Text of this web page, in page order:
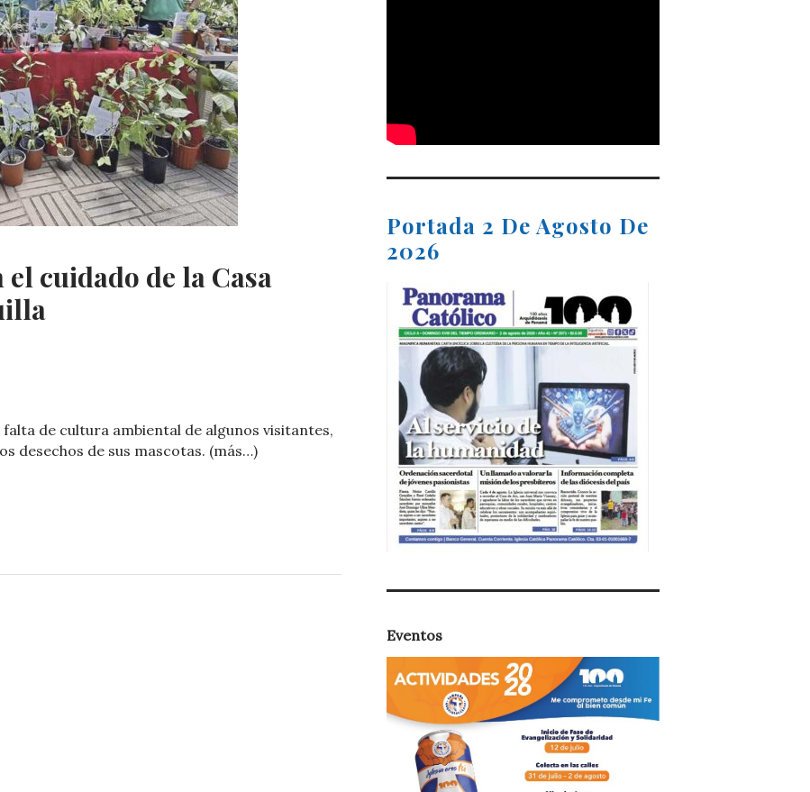
cuidado de la Casa
o
de cultura ambiental de algunos visitantes,
desechos de sus mascotas. (más…)
Portada 2 De Agosto De
2026
Eventos